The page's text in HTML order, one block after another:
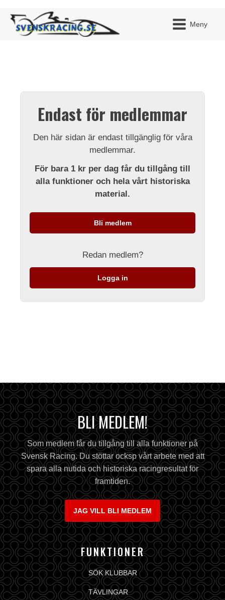
Meny
Endast för medlemmar
Den här sidan är endast tillgänglig för våra
medlemmar.
För bara 1 kr per dag får du tillgång till
alla funktioner och hela vårt historiska
material.
Bli medlem
Redan medlem?
Logga in
BLI MEDLEM!
Som medlem får du tillgång till alla funktioner på
Svensk Racing. Du stöttar ocksp vårt arbete med att
spara alla nutida och historiska racingresultat för
framtiden.
JAG VILL BLI MEDLEM
FUNKTIONER
SÖK KLUBBAR
TÄVLINGAR